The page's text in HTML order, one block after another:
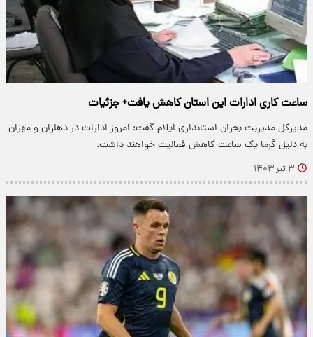
ساعت کاری ادارات این استان کاهش یافت+ جزئیات
مدیرکل مدیریت بحران استانداری ایلام گفت: امروز ادارات در دهلران و مهران
به دلیل گرما یک ساعت کاهش فعالیت خواهند داشت.
۳ تیر ۱۴۰۳